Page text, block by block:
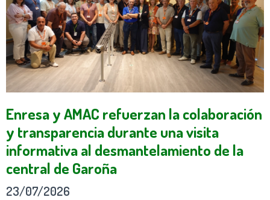
Enresa y AMAC refuerzan la colaboración
y transparencia durante una visita
informativa al desmantelamiento de la
central de Garoña
23/07/2026